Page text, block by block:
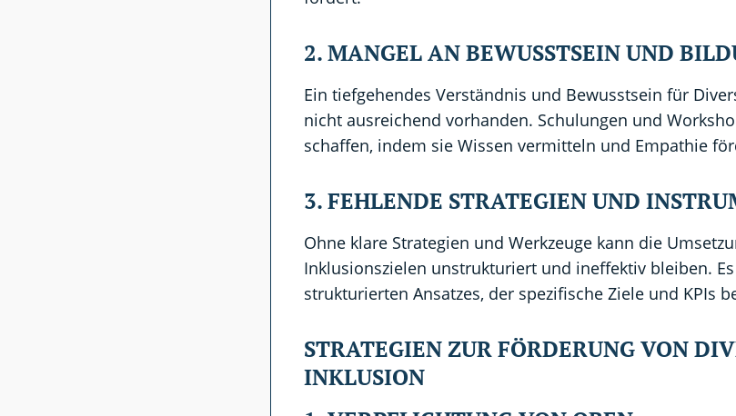
2. MANGEL AN BEWUSSTSEIN UND
Ein tiefgehendes Verständnis und Bewusstsein für
nicht ausreichend vorhanden. Schulungen und
schaffen, indem sie Wissen vermitteln und Empathie
3. FEHLENDE STRATEGIEN UND
Ohne klare Strategien und Werkzeuge kann die
Inklusionszielen unstrukturiert und ineffektiv bleiben.
strukturierten Ansatzes, der spezifische Ziele und KPIs
STRATEGIEN ZUR FÖRDERUNG VON
INKLUSION